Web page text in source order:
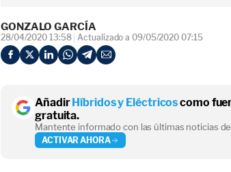
GONZALO GARCÍA
28/04/2020 13:58 Actualizado a 09/05/2020 07:15
AñadirHíbridos y Eléctricoscomo
gratuita.
Mantente informado con las últimas noticias de
ACTIVAR AHORA